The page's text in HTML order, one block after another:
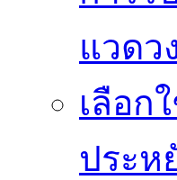
แวดว
เลือก
ประ